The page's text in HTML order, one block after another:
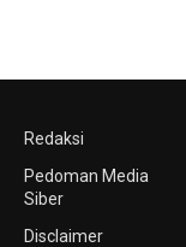
Redaksi
Pedoman Media
Siber
Disclaimer